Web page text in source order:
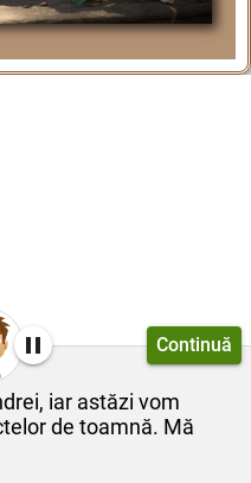
iar astăzi vom
de toamnă. Mă
Continuă